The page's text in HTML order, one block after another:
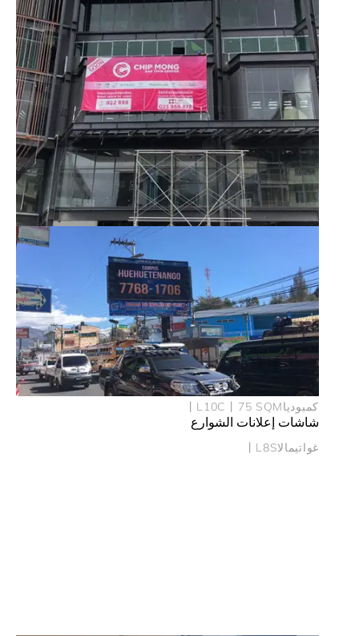
شاشة إعلانات DOOH في كمبوديا
كمبوديا丨L10C丨75 SQM
شاشات إعلانات الشوارع
غواتيمالا丨L8S